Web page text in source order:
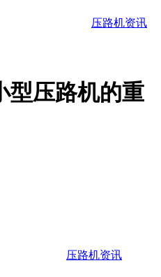
压路机资讯
型压路机的重
压路机资讯